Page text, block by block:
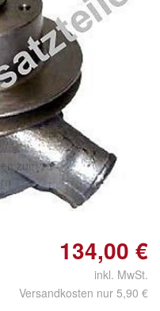
zum
134,00 €
inkl. MwSt.
Versandkosten nur 5,90 €